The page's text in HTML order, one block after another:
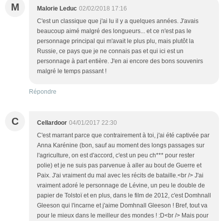
M Malorie Leduc 02/02/2018 17:16
C'est un classique que j'ai lu il y a quelques années. J'avais
beaucoup aimé malgré des longueurs... et ce n'est pas le
personnage principal qui m'avait le plus plu, mais plutôt la
Russie, ce pays que je ne connais pas et qui ici est un
personnage à part entière. J'en ai encore des bons souvenirs
malgré le temps passant !
Répondre
C Cellardoor 04/01/2017 22:30
C'est marrant parce que contrairement à toi, j'ai été captivée par
Anna Karénine (bon, sauf au moment des longs passages sur
l'agriculture, on est d'accord, c'est un peu ch*** pour rester
polie) et je ne suis pas parvenue à aller au bout de Guerre et
Paix. J'ai vraiment du mal avec les récits de bataille.<br /> J'ai
vraiment adoré le personnage de Lévine, un peu le double de
papier de Tolstoï et en plus, dans le film de 2012, c'est Domhnall
Gleeson qui l'incarne et j'aime Domhnall Gleeson ! Bref, tout va
pour le mieux dans le meilleur des mondes ! :D<br /> Mais pour